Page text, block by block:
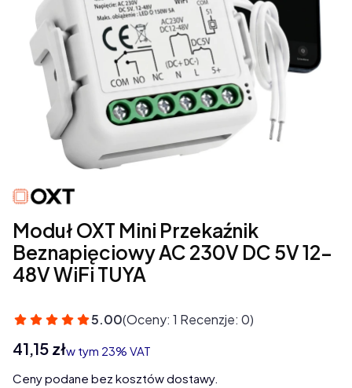
Moduł OXT Mini Przekaźnik
Beznapięciowy AC 230V DC 5V 12-
48V WiFi TUYA
5.00(Oceny: 1 Recenzje: 0)
Cena
41,15 złw tym 23% VAT
w tym 23% VAT
Ceny podane bez kosztów dostawy.